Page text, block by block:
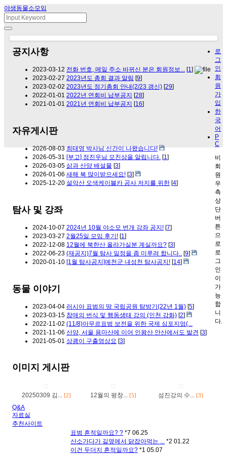
야생동물소모임
공지사항
2023-03-12 전화 번호, 메일 주소 바뀌신 분은 회원정보... [1]
2023-02-27 2023년도 총회 결과 알림 [9]
2023-02-02 2023년도 정기총회 안내(2/23 갱신) [29]
2022-01-01 2022년 연회비 납부공지 [28]
2021-01-01 2021년 연회비 납부공지 [16]
자유게시판
2026-08-03 최태영 박사님 신간이 나왔습니다!
2026-05-31 [부고] 정진우님 모친상을 알립니다. [1 ]
2026-03-05 삵과 산양 배설물 [3]
2026-01-06 새해 복 많이받으세요! [3]
2025-12-20 설악산 오색케이블카 공사 저지를 위한 [4]
탐사 및 강좌
2024-10-07 2024년 10월 야소모 번개 강좌 공지! [7]
2023-03-27 2월25일 모임 후기! [1 ]
2022-12-08 12월에 북한산 올라가실분 계실까요? [3]
2022-06-23 (재공지)7월 탐사 일정을 좀 미루려 합니다.. [9]
2020-01-10 [1월 탐사공지]예천군 내성천 탐사공지! [14]
동물 이야기
2023-04-04 러시아 표범의 땅 국립공원 탐방기(22년 1월) [5]
2023-03-15 참매의 번식 및 행동생태 강의 (인천 강화) [2]
2022-11-02 (11/8)아무르표범 보전을 위한 국제 심포지엄(...
2021-11-06 산양, 서울 용마산에 이어 인왕산 안산에서도 발견 [3]
2021-05-01 상괭이 구출영상요 [3]
이미지 게시판
20250309 김... [2] 12월의 평창... [5] 섬진강의 수... [3]
Q&A
자료실
추천사이트
표범 흔적일까요? ? *7 06.25
산소가다가 길옆에서 닭잡아먹는 ... *2 01.22
이건 두더지 흔적일까요? *1 05.07
로
그
인
회
원
가
입
한
국
어
P
C
비
회
원
우
측
상
단
버
튼
으
로
로
그
인
이
가
능
합
니
다.